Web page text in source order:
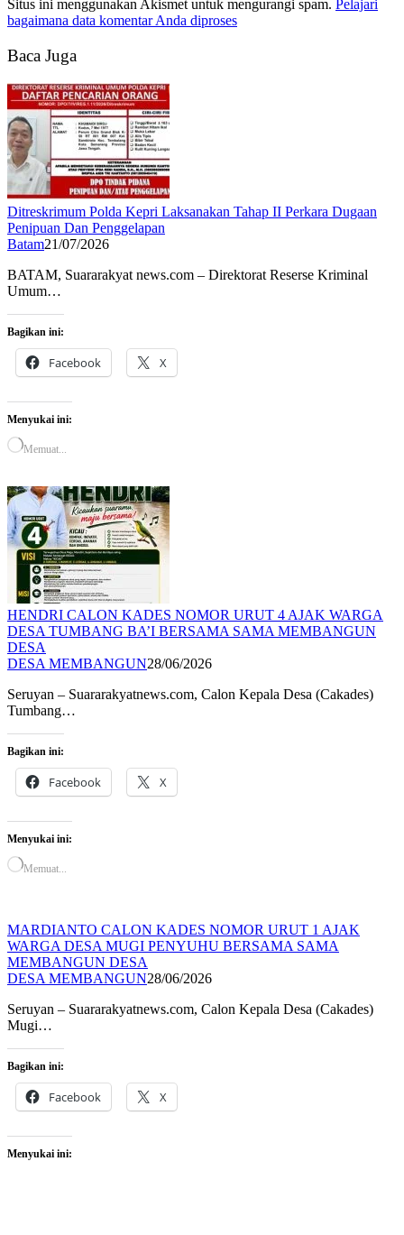
Situs ini menggunakan Akismet untuk mengurangi spam. Pelajari
bagaimana data komentar Anda diproses
Baca Juga
Ditreskrimum Polda Kepri Laksanakan Tahap II Perkara Dugaan
Penipuan Dan Penggelapan
Batam21/07/2026
BATAM, Suararakyat news.com – Direktorat Reserse Kriminal
Umum…
Bagikan ini:
Facebook X
Menyukai ini:
Memuat...
HENDRI CALON KADES NOMOR URUT 4 AJAK WARGA
DESA TUMBANG BA’I BERSAMA SAMA MEMBANGUN
DESA
DESA MEMBANGUN28/06/2026
Seruyan – Suararakyatnews.com, Calon Kepala Desa (Cakades)
Tumbang…
Bagikan ini:
Facebook X
Menyukai ini:
Memuat...
MARDIANTO CALON KADES NOMOR URUT 1 AJAK
WARGA DESA MUGI PENYUHU BERSAMA SAMA
MEMBANGUN DESA
DESA MEMBANGUN28/06/2026
Seruyan – Suararakyatnews.com, Calon Kepala Desa (Cakades)
Mugi…
Bagikan ini:
Facebook X
Menyukai ini: